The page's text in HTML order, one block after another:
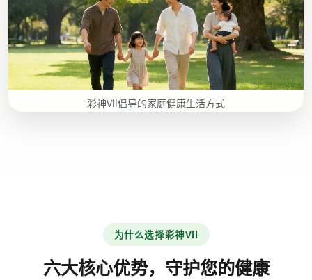
彩神Vll倡导的家庭健康生活方式
为什么选择彩神Vll
六大核心优势，守护您的健康